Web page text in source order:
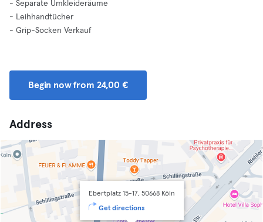
- Separate Umkleideräume
- Leihhandtücher
- Grip-Socken Verkauf
Begin now from 24,00 €
Address
Ebertplatz 15-17, 50668 Köln
Get directions